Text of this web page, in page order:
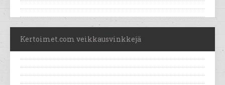
Kertoimet.com veikkausvinkkejä